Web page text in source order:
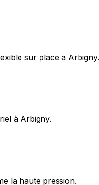
sur place à Arbigny.
à Arbigny.
la haute pression.